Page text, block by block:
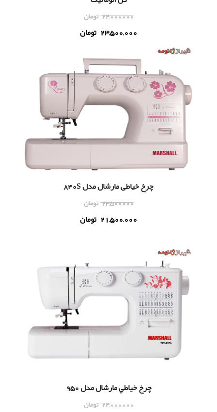
24,000,000 تومان
23,500,000 تومان
چرخ خیاطی مارشال مدل 840S
23,500,000 تومان
21,500,000 تومان
چرخ خياطي مارشال مدل 950
24,000,000 تومان